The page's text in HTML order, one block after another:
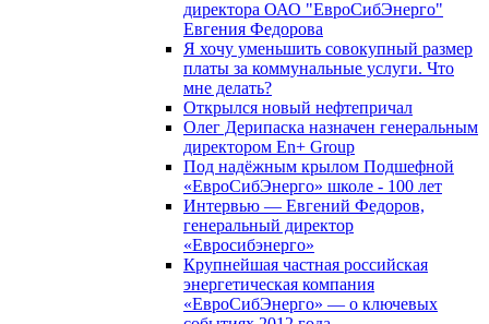
директора ОАО "ЕвроСибЭнерго"
Евгения Федорова
Я хочу уменьшить совокупный размер
платы за коммунальные услуги. Что
мне делать?
Открылся новый нефтепричал
Олег Дерипаска назначен генеральным
директором En+ Group
Под надёжным крылом Подшефной
«ЕвроСибЭнерго» школе - 100 лет
Интервью — Евгений Федоров,
генеральный директор
«Евросибэнерго»
Крупнейшая частная российская
энергетическая компания
«ЕвроСибЭнерго» — о ключевых